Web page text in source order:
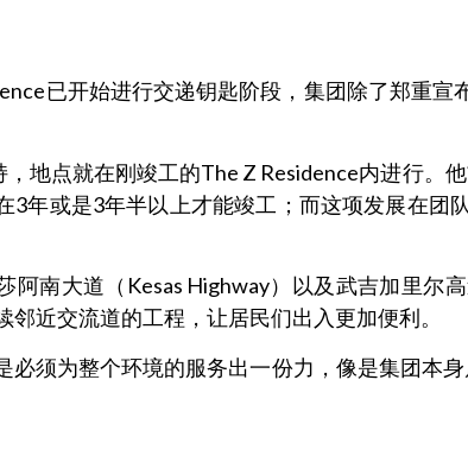
已开始进行交递钥匙阶段，集团除了郑重宣
地点就在刚竣工的The Z Residence内进行。
年或是3年半以上才能竣工；而这项发展在团
南大道（Kesas Highway）以及武吉加里尔
近交流道的工程，让居民们出入更加便利。
必须为整个环境的服务出一份力，像是集团本